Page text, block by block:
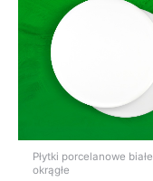
Płytki porcelanowe białe
okrągłe